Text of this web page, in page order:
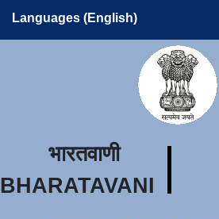
Languages (English)
भारतवाणी
BHARATAVANI